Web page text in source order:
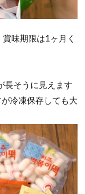
味期限は1ヶ月く
長そうに見えます
冷凍保存しても大